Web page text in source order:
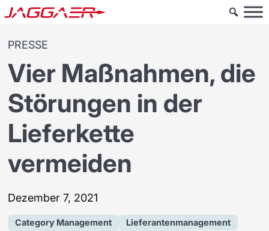
PRESSE
Vier Maßnahmen, die
Störungen in der
Lieferkette
vermeiden
Dezember 7, 2021
Category Management
Lieferantenmanagement